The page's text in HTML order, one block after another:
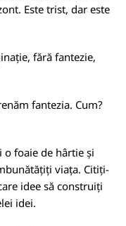
Este trist, dar este
fără fantezie,
fantezia. Cum?
o foaie de hârtie și
viața. Citiți-
idee să construiți
idei.